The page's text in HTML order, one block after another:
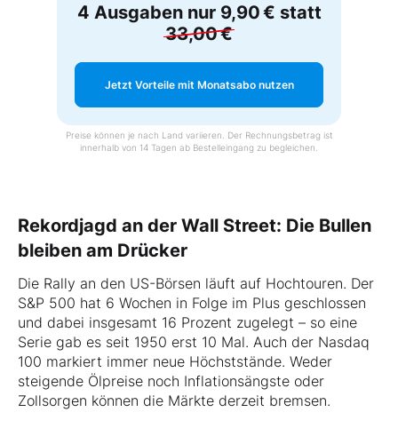
4 Ausgaben nur 9,90 € statt
33,00 €
Jetzt Vorteile mit Monatsabo nutzen
Preise können je nach Land variieren. Der Rechnungsbetrag ist
innerhalb von 14 Tagen ab Bestelleingang zu begleichen.
Rekordjagd an der Wall Street: Die Bullen
bleiben am Drücker
Die Rally an den US-Börsen läuft auf Hochtouren. Der
S&P 500 hat 6 Wochen in Folge im Plus geschlossen
und dabei insgesamt 16 Prozent zugelegt – so eine
Serie gab es seit 1950 erst 10 Mal. Auch der Nasdaq
100 markiert immer neue Höchststände. Weder
steigende Ölpreise noch Inflationsängste oder
Zollsorgen können die Märkte derzeit bremsen.